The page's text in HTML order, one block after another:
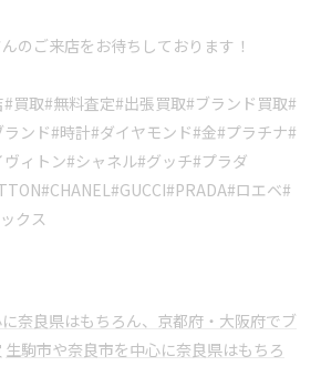
のご来店をお待ちしております！
買取#無料査定#出張買取#ブランド買取#
ンド#時計#ダイヤモンド#金#プラチナ#
ィトン#シャネル#グッチ#プラダ
ロエベ#
クス
奈良県はもちろん、京都府・大阪府でブ
生駒市や奈良市を中心に奈良県はもちろ